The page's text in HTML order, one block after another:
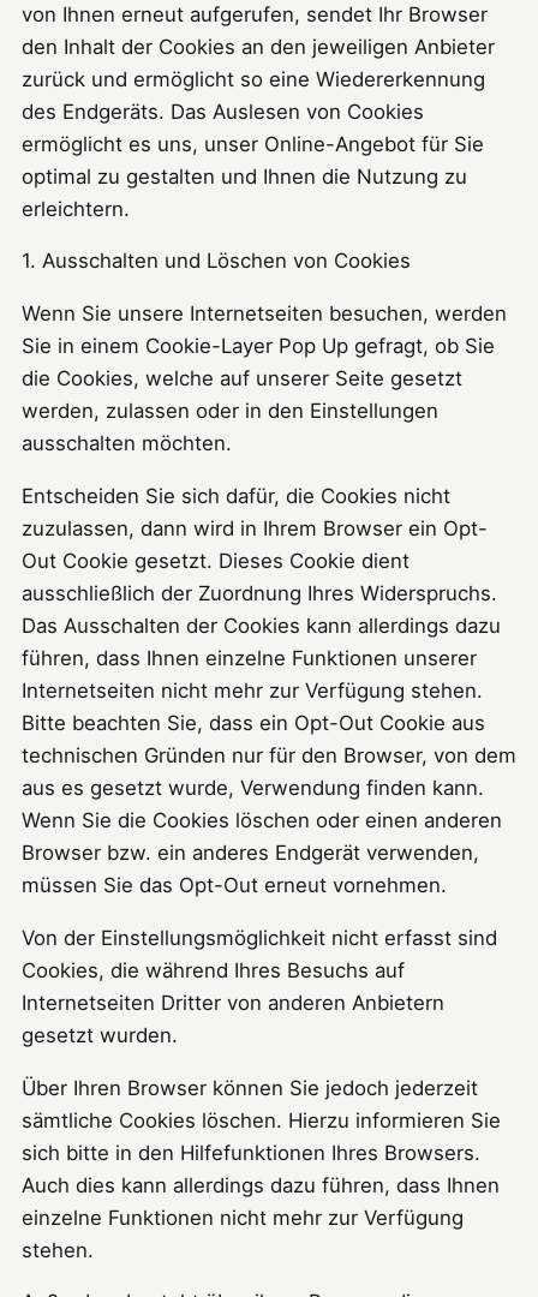
von Ihnen erneut aufgerufen, sendet Ihr Browser
den Inhalt der Cookies an den jeweiligen Anbieter
zurück und ermöglicht so eine Wiedererkennung
des Endgeräts. Das Auslesen von Cookies
ermöglicht es uns, unser Online-Angebot für Sie
optimal zu gestalten und Ihnen die Nutzung zu
erleichtern.
1. Ausschalten und Löschen von Cookies
Wenn Sie unsere Internetseiten besuchen, werden
Sie in einem Cookie-Layer Pop Up gefragt, ob Sie
die Cookies, welche auf unserer Seite gesetzt
werden, zulassen oder in den Einstellungen
ausschalten möchten.
Entscheiden Sie sich dafür, die Cookies nicht
zuzulassen, dann wird in Ihrem Browser ein Opt-
Out Cookie gesetzt. Dieses Cookie dient
ausschließlich der Zuordnung Ihres Widerspruchs.
Das Ausschalten der Cookies kann allerdings dazu
führen, dass Ihnen einzelne Funktionen unserer
Internetseiten nicht mehr zur Verfügung stehen.
Bitte beachten Sie, dass ein Opt-Out Cookie aus
technischen Gründen nur für den Browser, von dem
aus es gesetzt wurde, Verwendung finden kann.
Wenn Sie die Cookies löschen oder einen anderen
Browser bzw. ein anderes Endgerät verwenden,
müssen Sie das Opt-Out erneut vornehmen.
Von der Einstellungsmöglichkeit nicht erfasst sind
Cookies, die während Ihres Besuchs auf
Internetseiten Dritter von anderen Anbietern
gesetzt wurden.
Über Ihren Browser können Sie jedoch jederzeit
sämtliche Cookies löschen. Hierzu informieren Sie
sich bitte in den Hilfefunktionen Ihres Browsers.
Auch dies kann allerdings dazu führen, dass Ihnen
einzelne Funktionen nicht mehr zur Verfügung
stehen.